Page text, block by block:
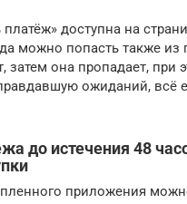
доступна на
можно попасть также из
затем она пропадает, при
ожиданий, всё
до истечения 48
приложения